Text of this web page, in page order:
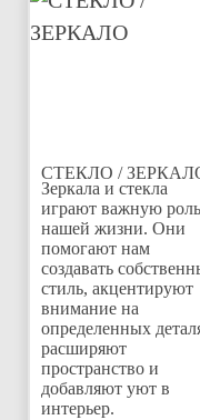
СТЕКЛО /
Зеркала и стекла
играют важную
нашей жизни. Они
помогают нам
создавать
стиль, акцентируют
внимание на
определенных
расширяют
пространство и
добавляют уют в
интерьер.